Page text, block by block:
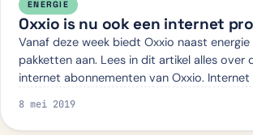
ENERGIE
Oxxio is nu ook een internet
Vanaf deze week biedt Oxxio naast
pakketten aan. Lees in dit artikel alles over
internet abonnementen van Oxxio.
8 mei 2019